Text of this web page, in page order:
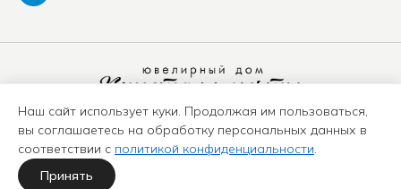
Политика конфиденциальности
Положение о защите ПД
Оферта
Политика использования куки-файлов
Наш сайт использует куки. Продолжая им пользоваться,
вы соглашаетесь на обработку персональных данных в
соответствии с политикой конфиденциальности.
Принять